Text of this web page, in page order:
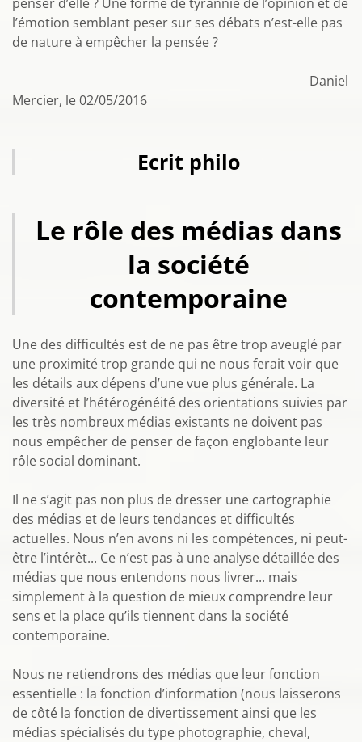
l’émotion semblant peser sur ses débats n’est-elle pas
de nature à empêcher la pensée ?
Daniel
Mercier, le 02/05/2016
Ecrit philo
Le rôle des médias dans
la société
contemporaine
Une des difficultés est de ne pas être trop aveuglé par
une proximité trop grande qui ne nous ferait voir que
les détails aux dépens d’une vue plus générale. La
diversité et l’hétérogénéité des orientations suivies par
les très nombreux médias existants ne doivent pas
nous empêcher de penser de façon englobante leur
rôle social dominant.
Il ne s’agit pas non plus de dresser une cartographie
des médias et de leurs tendances et difficultés
actuelles. Nous n’en avons ni les compétences, ni peut-
être l’intérêt... Ce n’est pas à une analyse détaillée des
médias que nous entendons nous livrer... mais
simplement à la question de mieux comprendre leur
sens et la place qu’ils tiennent dans la société
contemporaine.
Nous ne retiendrons des médias que leur fonction
essentielle : la fonction d’information (nous laisserons
de côté la fonction de divertissement ainsi que les
médias spécialisés du type photographie, cheval,